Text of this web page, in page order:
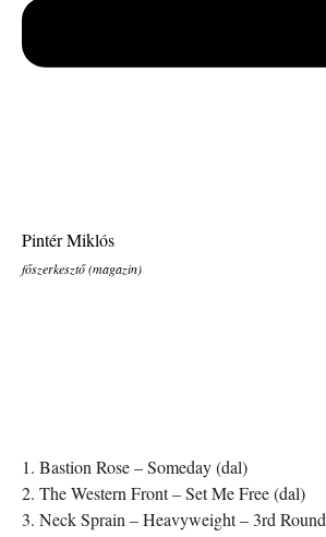
Pintér Miklós
főszerkesztő (magazin)
1. Bastion Rose – Someday (dal)
2. The Western Front – Set Me Free (dal)
3. Neck Sprain – Heavyweight – 3rd Round